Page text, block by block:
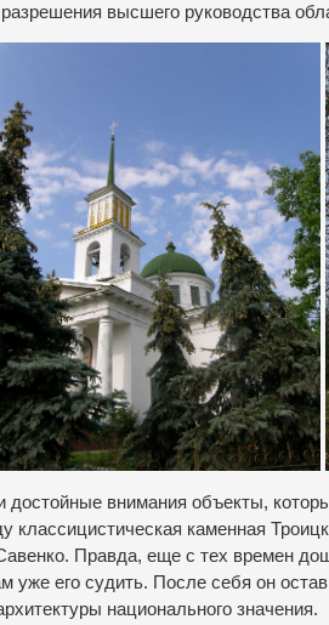
высшего руководства
достойные внимания объекты,
классицистическая каменная
Правда, еще с тех времен
уже его судить. После себя он
национального значения.